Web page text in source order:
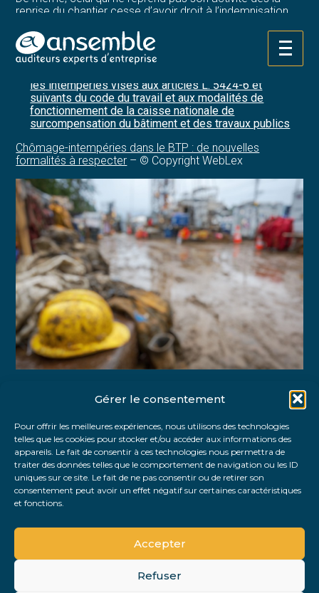
Gérer le consentement
Pour offrir les meilleures expériences, nous utilisons des technologies
telles que les cookies pour stocker et/ou accéder aux informations des
appareils. Le fait de consentir à ces technologies nous permettra de
traiter des données telles que le comportement de navigation ou les ID
uniques sur ce site. Le fait de ne pas consentir ou de retirer son
consentement peut avoir un effet négatif sur certaines caractéristiques
et fonctions.
Accepter
Refuser
Aller
au
reprise du chantier cesse d’avoir droit à l’indemnisation.
Sources :
Arrêté du 8 avril 2026 relatif aux modalités
les intempéries visés aux articles L. 5424-6 et
suivants du code du travail et aux modalités de
fonctionnement de la caisse nationale de
surcompensation du bâtiment et des travaux publics
Chômage-intempéries dans le BTP : de nouvelles
formalités à respecter – © Copyright WebLex
FaceBook
TwitterLinkedIn